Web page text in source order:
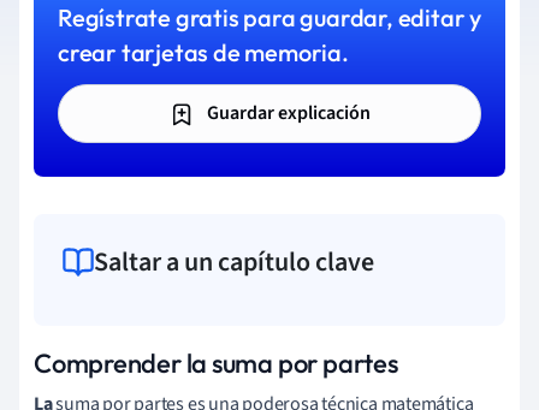
Regístrate gratis para guardar, editar y
crear tarjetas de memoria.
Guardar explicación
Saltar a un capítulo clave
Comprender la suma por partes
Lasuma por partes es una poderosa técnica matemática